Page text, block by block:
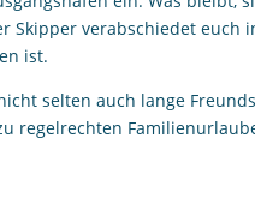
Skipper verabschiedet euch
ist.
selten auch lange
regelrechten